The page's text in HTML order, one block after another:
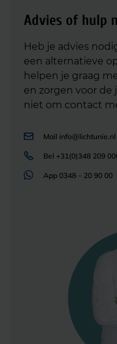
Advies of hulp
Heb je advies
een alternatieve
helpen je graag
en zorgen voor de
niet om contact
Mail info@lichtunie.nl
Bel +31(0)348 209
App 0348 – 20 90 00